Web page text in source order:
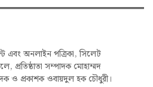
এবং অনলাইন পত্রিকা, সিলেট
প্রতিষ্ঠাতা সম্পাদক মোহাম্মদ
ও প্রকাশক ওবায়দুল হক চৌধুরী।